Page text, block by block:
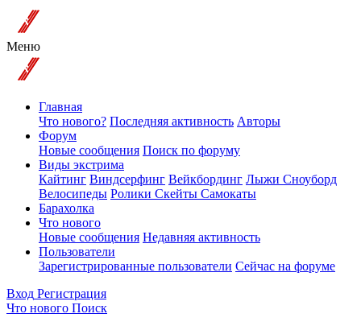
Меню
Главная
Что нового? Последняя активность Авторы
Форум
Новые сообщения Поиск по форуму
Виды экстрима
Кайтинг Виндсерфинг Вейкбординг Лыжи Сноуборд
Велосипеды Ролики Скейты Самокаты
Барахолка
Что нового
Новые сообщения Недавняя активность
Пользователи
Зарегистрированные пользователи Сейчас на форуме
Вход Регистрация
Что нового Поиск